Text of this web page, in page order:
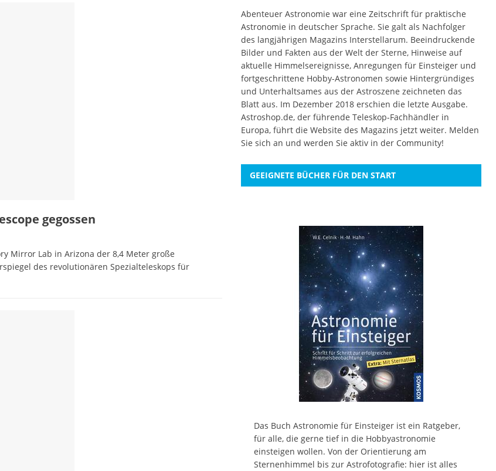
gegossen
Mirror Lab in Arizona der 8,4 Meter große
des revolutionären Spezialteleskops für
Abenteuer Astronomie war eine Zeitschrift für praktische
Astronomie in deutscher Sprache. Sie galt als Nachfolger
des langjährigen Magazins Interstellarum. Beeindruckende
Bilder und Fakten aus der Welt der Sterne, Hinweise auf
aktuelle Himmelsereignisse, Anregungen für Einsteiger und
fortgeschrittene Hobby-Astronomen sowie Hintergründiges
und Unterhaltsames aus der Astroszene zeichneten das
Blatt aus. Im Dezember 2018 erschien die letzte Ausgabe.
Astroshop.de, der führende Teleskop-Fachhändler in
Europa, führt die Website des Magazins jetzt weiter. Melden
Sie sich an und werden Sie aktiv in der Community!
GEEIGNETE BÜCHER FÜR DEN START
Das Buch Astronomie für Einsteiger ist ein Ratgeber,
für alle, die gerne tief in die Hobbyastronomie
einsteigen wollen. Von der Orientierung am
Sternenhimmel bis zur Astrofotografie: hier ist alles